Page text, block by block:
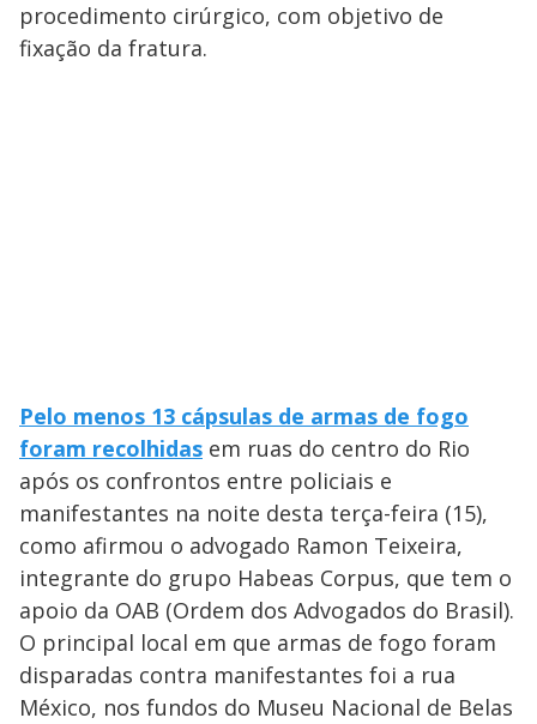
procedimento cirúrgico, com objetivo de
fixação da fratura.
Pelo menos 13 cápsulas de armas de fogo
foram recolhidas em ruas do centro do Rio
após os confrontos entre policiais e
manifestantes na noite desta terça-feira (15),
como afirmou o advogado Ramon Teixeira,
integrante do grupo Habeas Corpus, que tem o
apoio da OAB (Ordem dos Advogados do Brasil).
O principal local em que armas de fogo foram
disparadas contra manifestantes foi a rua
México, nos fundos do Museu Nacional de Belas